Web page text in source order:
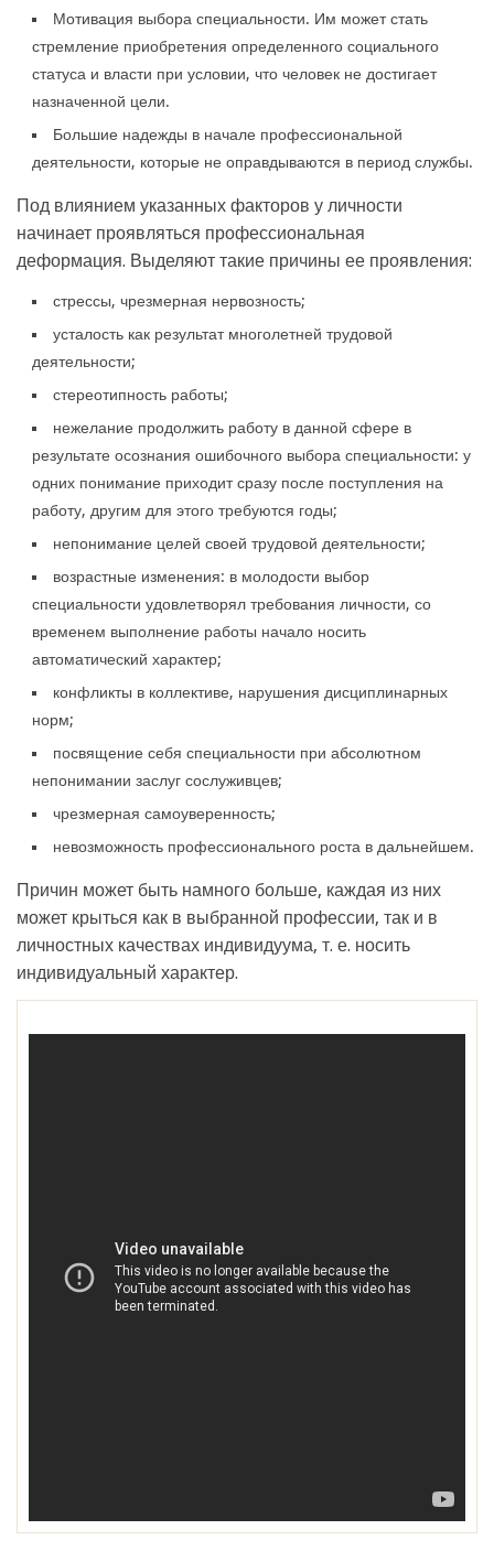
Мотивация выбора специальности. Им может стать
стремление приобретения определенного социального
статуса и власти при условии, что человек не достигает
назначенной цели.
Большие надежды в начале профессиональной
деятельности, которые не оправдываются в период службы.
Под влиянием указанных факторов у личности
начинает проявляться профессиональная
деформация. Выделяют такие причины ее проявления:
стрессы, чрезмерная нервозность;
усталость как результат многолетней трудовой
деятельности;
стереотипность работы;
нежелание продолжить работу в данной сфере в
результате осознания ошибочного выбора специальности: у
одних понимание приходит сразу после поступления на
работу, другим для этого требуются годы;
непонимание целей своей трудовой деятельности;
возрастные изменения: в молодости выбор
специальности удовлетворял требования личности, со
временем выполнение работы начало носить
автоматический характер;
конфликты в коллективе, нарушения дисциплинарных
норм;
посвящение себя специальности при абсолютном
непонимании заслуг сослуживцев;
чрезмерная самоуверенность;
невозможность профессионального роста в дальнейшем.
Причин может быть намного больше, каждая из них
может крыться как в выбранной профессии, так и в
личностных качествах индивидуума, т. е. носить
индивидуальный характер.